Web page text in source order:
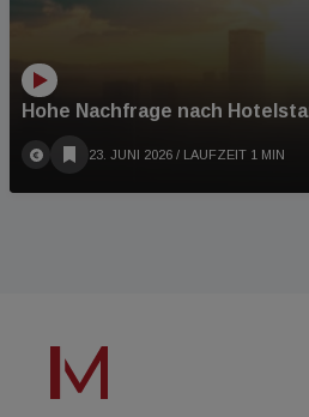
Hohe Nachfrage nach
23. JUNI 2026 / LAUFZEIT 1 MIN